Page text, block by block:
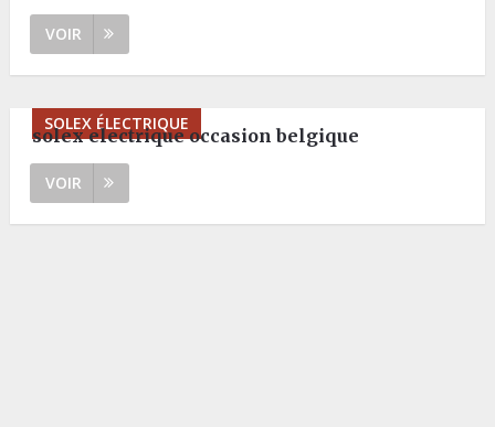
VOIR
SOLEX ÉLECTRIQUE
solex electrique occasion belgique
VOIR